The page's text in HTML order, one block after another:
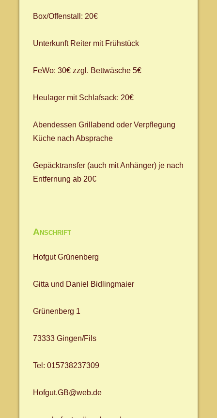
Box/Offenstall: 20€
Unterkunft Reiter mit Frühstück
FeWo: 30€ zzgl. Bettwäsche 5€
Heulager mit Schlafsack: 20€
Abendessen Grillabend oder Verpflegung
Küche nach Absprache
Gepäcktransfer (auch mit Anhänger) je nach
Entfernung ab 20€
Anschrift
Hofgut Grünenberg
Gitta und Daniel Bidlingmaier
Grünenberg 1
73333 Gingen/Fils
Tel: 015738237309
Hofgut.GB@web.de